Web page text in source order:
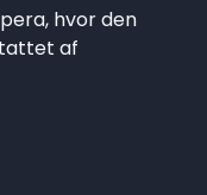
hvor den
af